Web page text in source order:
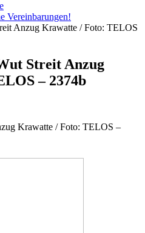
Vereinbarungen!
Anzug Krawatte / Foto: TELOS
Streit Anzug
– 2374b
Krawatte / Foto: TELOS –